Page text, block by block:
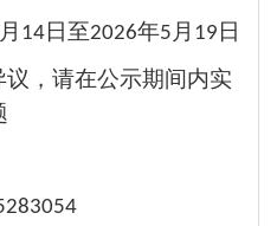
月 14 日至2026年5 月 19 日
，请在公示期间内实
3054